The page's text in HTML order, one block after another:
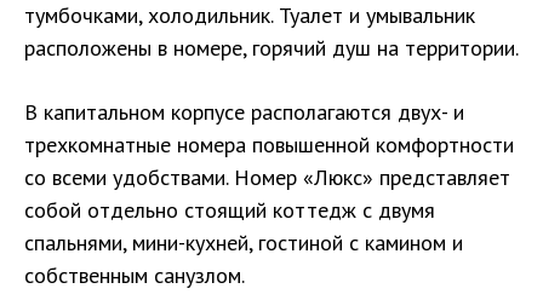
тумбочками, холодильник. Туалет и умывальник
расположены в номере, горячий душ на территории.
В капитальном корпусе располагаются двух- и
трехкомнатные номера повышенной комфортности
со всеми удобствами. Номер «Люкс» представляет
собой отдельно стоящий коттедж с двумя
спальнями, мини-кухней, гостиной с камином и
собственным санузлом.